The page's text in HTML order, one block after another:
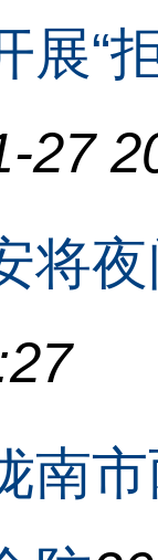
展“
27
将
南